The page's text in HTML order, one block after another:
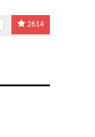
2614